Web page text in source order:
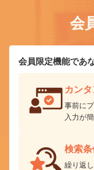
会
会員限定機能であ
カン
事前に
入力が
検索
繰り返